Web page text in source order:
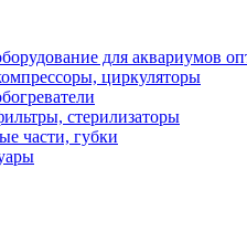
для аквариумов
циркуляторы
стерилизаторы
части, губки